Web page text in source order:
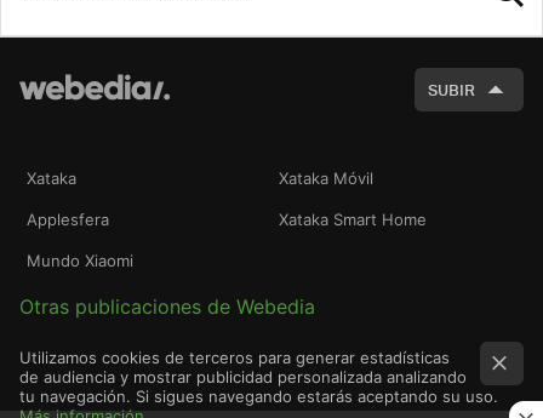
SUBIR
Xataka Xataka Móvil
Applesfera Xataka Smart Home
Mundo Xiaomi
Otras publicaciones de Webedia
Utilizamos cookies de terceros para generar estadísticas
de audiencia y mostrar publicidad personalizada analizando
tu navegación. Si sigues navegando estarás aceptando su uso.